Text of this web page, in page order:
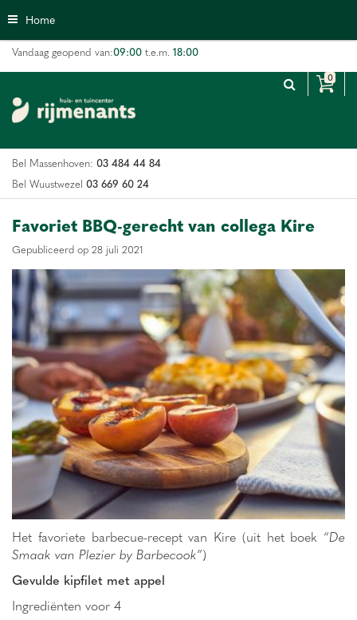
n
n
n
Home
Vandaag geopend van:09:00 t.e.m. 18:00
Bel Massenhoven: 03 484 44 84
Bel Wuustwezel 03 669 60 24
Favoriet BBQ-gerecht van collega Kire
Gepubliceerd op 28 juli 2021
Het favoriete barbecue-recept van Kire (uit het boek “De
Smaak van Plezier by Barbecook”)
Gevulde kipfilet met appel
Ingrediënten voor 4